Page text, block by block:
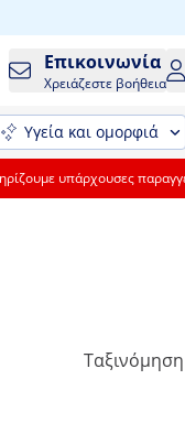
Επικοινωνία
Χρειάζεστε βοήθεια
Υγεία και ομορφιά
υπάρχουσες